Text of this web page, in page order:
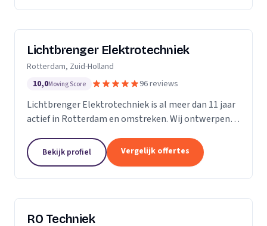
Lichtbrenger Elektrotechniek
Rotterdam, Zuid-Holland
10,0Moving Score 96 reviews
Lichtbrenger Elektrotechniek is al meer dan 11 jaar
actief in Rotterdam en omstreken. Wij ontwerpen
bedrijfspanden, horeca zaken, winkelcentra, en nog
veel meer....
Bekijk profiel Vergelijk offertes
RO Techniek